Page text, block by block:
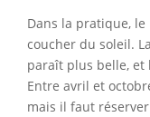
Dans la pratique,
coucher du soleil.
paraît plus belle, et
Entre avril et
mais il faut